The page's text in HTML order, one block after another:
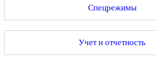
Спецрежимы
Учет и отчетность